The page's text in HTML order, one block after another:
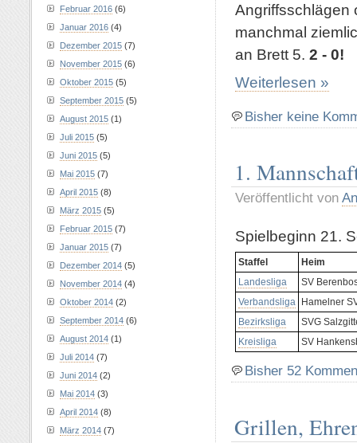
Angriffsschlägen
manchmal
an Brett 5. 2 - 0!
Weiterlesen »
Bisher keine
1.
Veröffentlicht von
Spielbeginn 21.
Staffel
Heim
Landesliga
SV
Verbandsliga
Hamelner
Bezirksliga
SVG
Kreisliga
SV
Bisher 52
Grillen,
Februar 2016 (6)
Januar 2016 (4)
Dezember 2015 (7)
November 2015 (6)
Oktober 2015 (5)
September 2015 (5)
August 2015 (1)
Juli 2015 (5)
Juni 2015 (5)
Mai 2015 (7)
April 2015 (8)
März 2015 (5)
Februar 2015 (7)
Januar 2015 (7)
Dezember 2014 (5)
November 2014 (4)
Oktober 2014 (2)
September 2014 (6)
August 2014 (1)
Juli 2014 (7)
Juni 2014 (2)
Mai 2014 (3)
April 2014 (8)
März 2014 (7)